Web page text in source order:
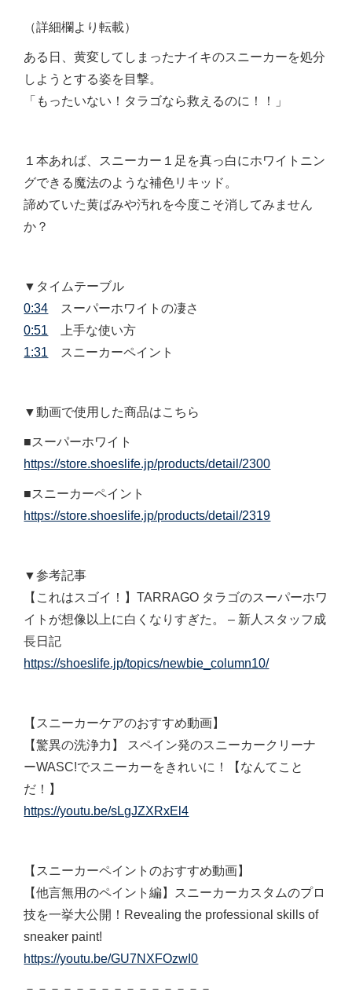
（詳細欄より転載）
ある日、黄変してしまったナイキのスニーカーを処分
しようとする姿を目撃。
「もったいない！タラゴなら救えるのに！！」
１本あれば、スニーカー１足を真っ白にホワイトニン
グできる魔法のような補色リキッド。
諦めていた黄ばみや汚れを今度こそ消してみません
か？
▼タイムテーブル
0:34 スーパーホワイトの凄さ
0:51 上手な使い方
1:31 スニーカーペイント
▼動画で使用した商品はこちら
■スーパーホワイト
https://store.shoeslife.jp/products/detail/2300
■スニーカーペイント
https://store.shoeslife.jp/products/detail/2319
▼参考記事
【これはスゴイ！】TARRAGO タラゴのスーパーホワ
イトが想像以上に白くなりすぎた。 – 新人スタッフ成
長日記
https://shoeslife.jp/topics/newbie_column10/
【スニーカーケアのおすすめ動画】
【驚異の洗浄力】 スペイン発のスニーカークリーナ
ーWASC!でスニーカーをきれいに！【なんてこと
だ！】
https://youtu.be/sLgJZXRxEl4
【スニーカーペイントのおすすめ動画】
【他言無用のペイント編】スニーカーカスタムのプロ
技を一挙大公開！Revealing the professional skills of
sneaker paint!
https://youtu.be/GU7NXFOzwI0
－－－－－－－－－－－－－－－